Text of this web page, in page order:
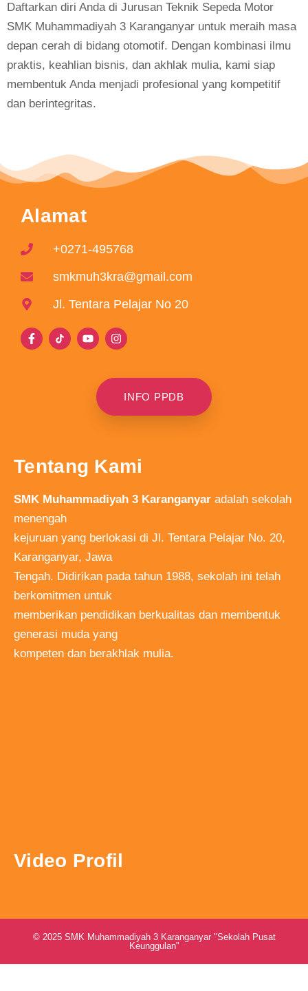
Daftarkan diri Anda di Jurusan Teknik Sepeda Motor
SMK Muhammadiyah 3 Karanganyar untuk meraih masa
depan cerah di bidang otomotif. Dengan kombinasi ilmu
praktis, keahlian bisnis, dan akhlak mulia, kami siap
membentuk Anda menjadi profesional yang kompetitif
dan berintegritas.
Alamat
+0271-495768
smkmuh3kra@gmail.com
Jl. Tentara Pelajar No 20
INFO PPDB
Tentang Kami
SMK Muhammadiyah 3 Karanganyar adalah sekolah
menengah
kejuruan yang berlokasi di Jl. Tentara Pelajar No. 20,
Karanganyar, Jawa
Tengah. Didirikan pada tahun 1988, sekolah ini telah
berkomitmen untuk
memberikan pendidikan berkualitas dan membentuk
generasi muda yang
kompeten dan berakhlak mulia.
Video Profil
© 2025 SMK Muhammadiyah 3 Karanganyar "Sekolah Pusat
Keunggulan"